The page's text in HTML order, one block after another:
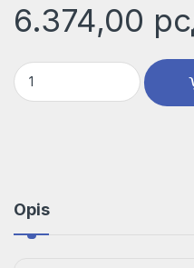
6.374,00
Pljosnato dleto SDS plus |
Opis